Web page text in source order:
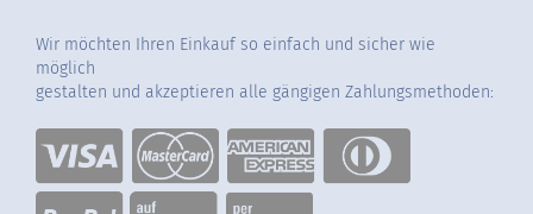
Wir möchten Ihren Einkauf so einfach und sicher wie
möglich
gestalten und akzeptieren alle gängigen Zahlungsmethoden: